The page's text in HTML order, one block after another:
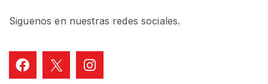
Siguenos en nuestras redes sociales.